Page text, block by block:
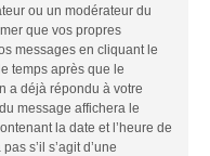
ou un modérateur du
que vos propres
messages en cliquant le
temps après que le
a déjà répondu à votre
message affichera le
la date et l’heure de
s’il s’agit d’une